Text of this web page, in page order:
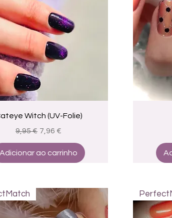
Visualização rápida
Witch (UV-Folie)
Preço normal
9,95 € Preço promocional
7,96 €
Adicionar ao carrinho